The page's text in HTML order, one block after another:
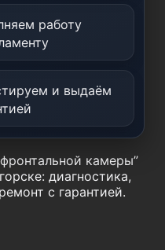
работу
и выдаём
камеры”
диагностика,
с гарантией.